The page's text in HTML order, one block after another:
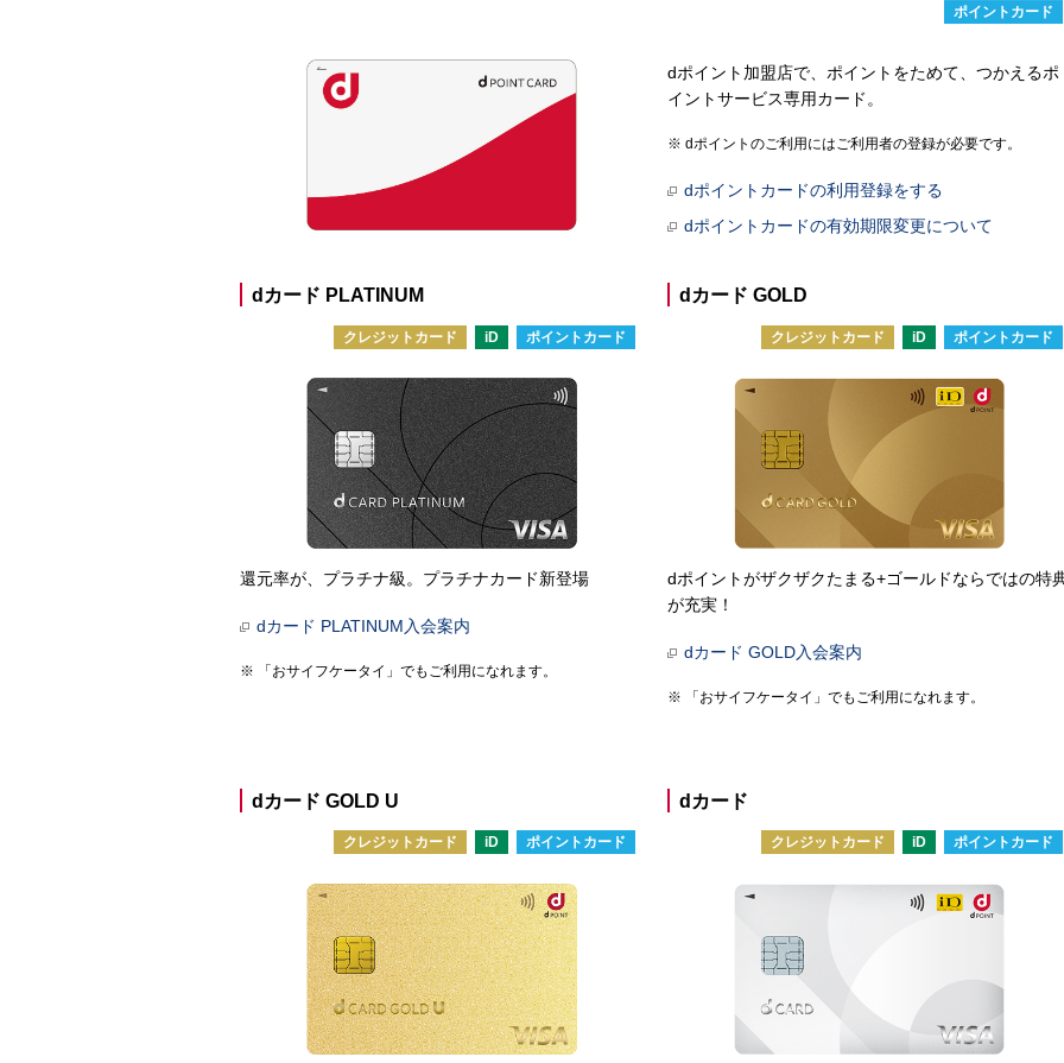
ポイントカード
dポイント加盟店で、ポイントをためて、つかえるポ
イントサービス専用カード。
dポイントのご利用にはご利用者の登録が必要です。
dポイントカードの利用登録をする
dポイントカードの有効期限変更について
dカード PLATINUM
クレジットカード iD ポイントカード
還元率が、プラチナ級。プラチナカード新登場
dカード PLATINUM入会案内
「おサイフケータイ」でもご利用になれます。
dカード GOLD
クレジットカード iD ポイントカード
dポイントがザクザクたまる+ゴールドならではの特
が充実！
dカード GOLD入会案内
「おサイフケータイ」でもご利用になれます。
dカード GOLD U
クレジットカード iD ポイントカード
dカード
クレジットカード iD ポイントカード